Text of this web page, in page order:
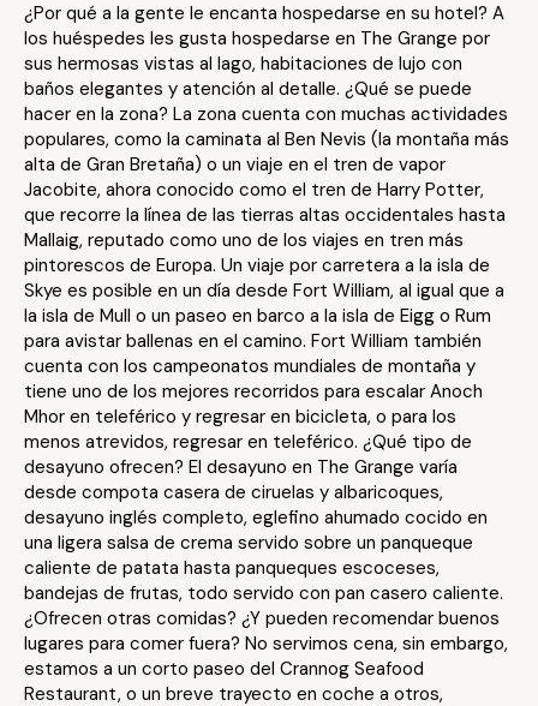
¿Por qué a la gente le encanta hospedarse en su hotel? A
los huéspedes les gusta hospedarse en The Grange por
sus hermosas vistas al lago, habitaciones de lujo con
baños elegantes y atención al detalle. ¿Qué se puede
hacer en la zona? La zona cuenta con muchas actividades
populares, como la caminata al Ben Nevis (la montaña más
alta de Gran Bretaña) o un viaje en el tren de vapor
Jacobite, ahora conocido como el tren de Harry Potter,
que recorre la línea de las tierras altas occidentales hasta
Mallaig, reputado como uno de los viajes en tren más
pintorescos de Europa. Un viaje por carretera a la isla de
Skye es posible en un día desde Fort William, al igual que a
la isla de Mull o un paseo en barco a la isla de Eigg o Rum
para avistar ballenas en el camino. Fort William también
cuenta con los campeonatos mundiales de montaña y
tiene uno de los mejores recorridos para escalar Anoch
Mhor en teleférico y regresar en bicicleta, o para los
menos atrevidos, regresar en teleférico. ¿Qué tipo de
desayuno ofrecen? El desayuno en The Grange varía
desde compota casera de ciruelas y albaricoques,
desayuno inglés completo, eglefino ahumado cocido en
una ligera salsa de crema servido sobre un panqueque
caliente de patata hasta panqueques escoceses,
bandejas de frutas, todo servido con pan casero caliente.
¿Ofrecen otras comidas? ¿Y pueden recomendar buenos
lugares para comer fuera? No servimos cena, sin embargo,
estamos a un corto paseo del Crannog Seafood
Restaurant, o un breve trayecto en coche a otros,